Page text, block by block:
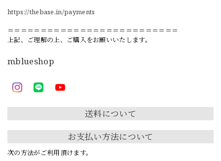
https://thebase.in/payments
＝＝＝＝＝＝＝＝＝＝＝＝＝＝＝＝＝＝＝＝＝＝＝＝＝＝
上記、ご理解の上、ご購入をお願いいたします。
mblueshop
送料について
お支払い方法について
次の方法がご利用頂けます。